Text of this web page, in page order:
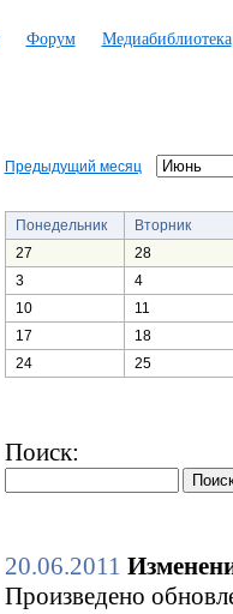
Форум Медиабиблиотека
Предыдущий месяц
Понедельник
Вторник
27
28
3
4
10
11
17
18
24
25
Поиск:
20.06.2011
Произведено